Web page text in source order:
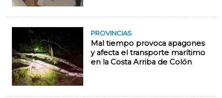
PROVINCIAS
Mal tiempo provoca apagones
y afecta el transporte marítimo
en la Costa Arriba de Colón